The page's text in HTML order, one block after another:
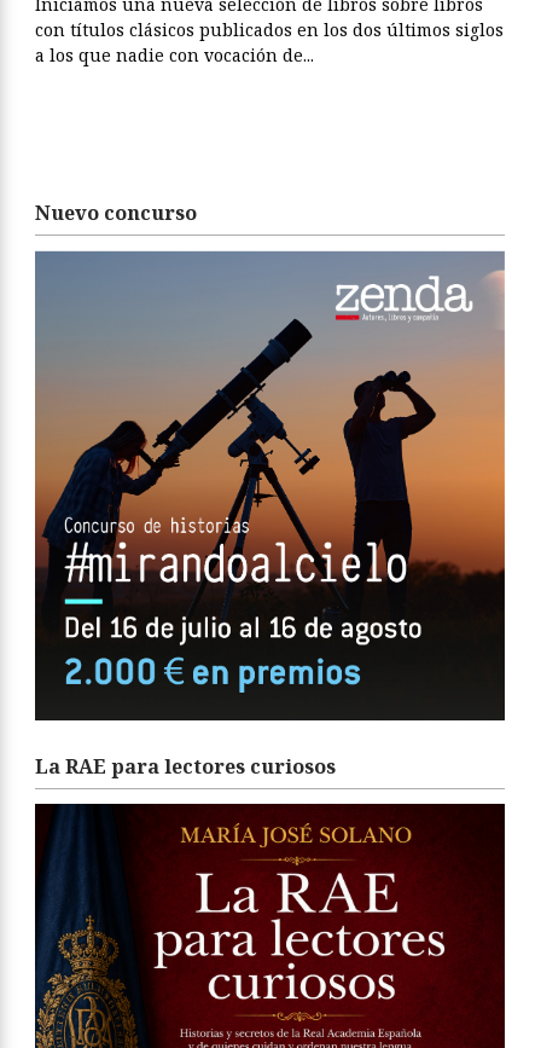
con títulos clásicos publicados en los dos últimos siglos
a los que nadie con vocación de...
Nuevo concurso
La RAE para lectores curiosos